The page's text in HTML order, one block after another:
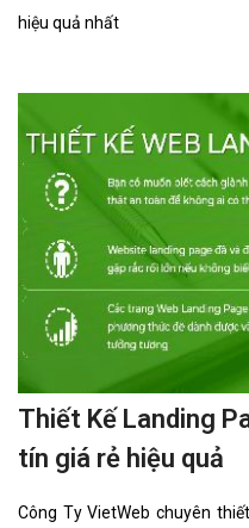
hiệu quả nhất
Thiết Kế Landing
tín giá rẻ hiệu quả
Công Ty VietWeb chuyên